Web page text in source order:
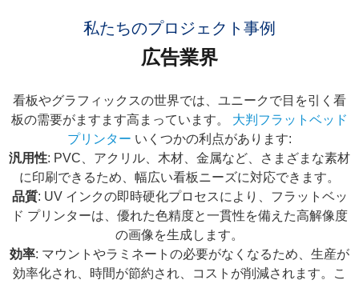
私たちのプロジェクト事例
広告業界
看板やグラフィックスの世界では、ユニークで目を引く看
板の需要がますます高まっています。 大判フラットベッド
プリンター いくつかの利点があります:
汎用性: PVC、アクリル、木材、金属など、さまざまな素材
に印刷できるため、幅広い看板ニーズに対応できます。
品質: UV インクの即時硬化プロセスにより、フラットベッ
ド プリンターは、優れた色精度と一貫性を備えた高解像度
の画像を生成します。
効率: マウントやラミネートの必要がなくなるため、生産が
効率化され、時間が節約され、コストが削減されます。こ